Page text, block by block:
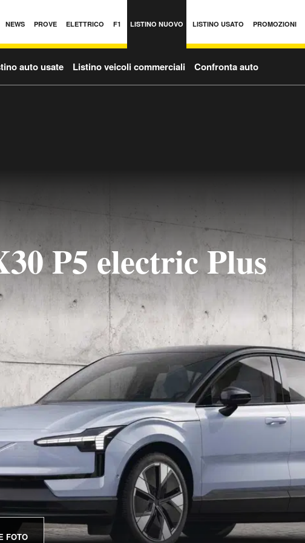
NEWS PROVE ELETTRICO F1 LISTINO NUOVO LISTINO USATO PROMOZIONI
auto usate Listino veicoli commerciali Confronta auto
P5 electric Plus
FOTO